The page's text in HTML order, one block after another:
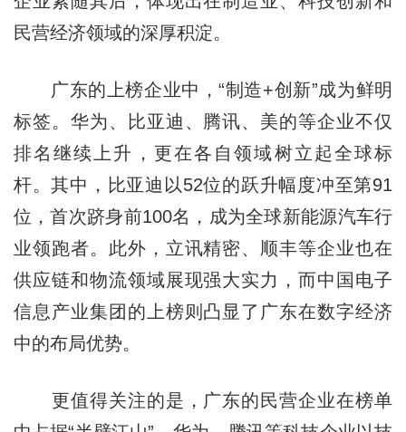
民营经济领域的深厚积淀。
广东的上榜企业中，“制造+创新”成为鲜明
标签。华为、比亚迪、腾讯、美的等企业不仅
排名继续上升，更在各自领域树立起全球标
杆。其中，比亚迪以52位的跃升幅度冲至第91
位，首次跻身前100名，成为全球新能源汽车行
业领跑者。此外，立讯精密、顺丰等企业也在
供应链和物流领域展现强大实力，而中国电子
信息产业集团的上榜则凸显了广东在数字经济
中的布局优势。
更值得关注的是，广东的民营企业在榜单